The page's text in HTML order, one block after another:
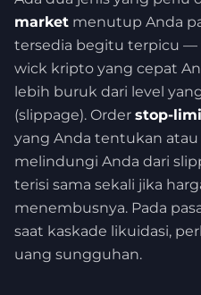
market menutup Anda
tersedia begitu terpicu —
wick kripto yang cepat
lebih buruk dari level
(slippage). Order stop-
yang Anda tentukan atau
melindungi Anda dari
terisi sama sekali jika
menembusnya. Pada
saat kaskade likuidasi,
uang sungguhan.